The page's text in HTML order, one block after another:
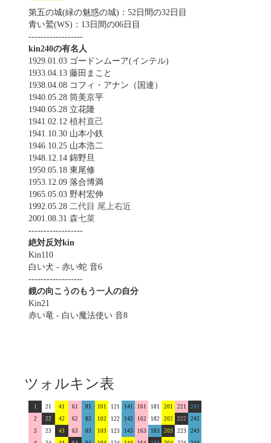
第五の城(緑の魅惑の城)：52日間の32日目
青い鷲(WS)：13日間の06日目
------------------
kin240の有名人
1929.01.03 ゴードンムーア(インテル)
1933.04.13 藤田まこと
1938.04.08 コフィ・アナン（国連）
1940.05.28 筒美京平
1940.05.28 立花隆
1941.02.12 植村直己
1941.10.30 山本小鉄
1946.10.25 山本浩二
1948.12.14 錦野旦
1950.05.18 東尾修
1953.12.09 落合博満
1965.05.03 野村宏伸
1992.05.28 二代目 尾上右近
2001.08.31 森七菜
------------------
絶対反対kin
Kin110
白い犬 - 赤い蛇 音6
------------------
鏡の向こうのもう一人の自分
Kin21
赤い竜 - 白い魔法使い 音8
ツォルキン表
1 21 41 61 81 101 121 141 161 181 201 221
241
2
22 42 62 82 102 122 142 162 182 202 222
242
3
23 43 63 83 103 123 143 163 183 203 223
243